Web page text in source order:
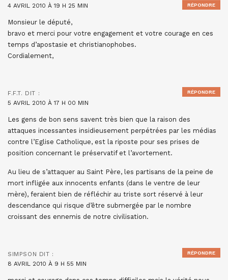
4 AVRIL 2010 À 19 H 25 MIN
Monsieur le député,
bravo et merci pour votre engagement et votre courage en ces
temps d’apostasie et christianophobes.
Cordialement,
RÉPONDRE
F.F.T. DIT :
5 AVRIL 2010 À 17 H 00 MIN
Les gens de bon sens savent très bien que la raison des
attaques incessantes insidieusement perpétrées par les médias
contre l’Eglise Catholique, est la riposte pour ses prises de
position concernant le préservatif et l’avortement.
Au lieu de s’attaquer au Saint Père, les partisans de la peine de
mort infligée aux innocents enfants (dans le ventre de leur
mère), feraient bien de réfléchir au triste sort réservé à leur
descendance qui risque d’être submergée par le nombre
croissant des ennemis de notre civilisation.
RÉPONDRE
SIMPSON DIT :
8 AVRIL 2010 À 9 H 55 MIN
RÉPONDRE